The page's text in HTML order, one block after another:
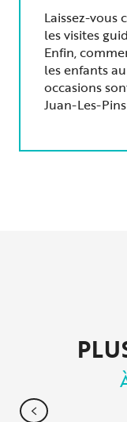
Laissez-vous
les visites
Enfin,
les enfants
occasions
Juan-Les-